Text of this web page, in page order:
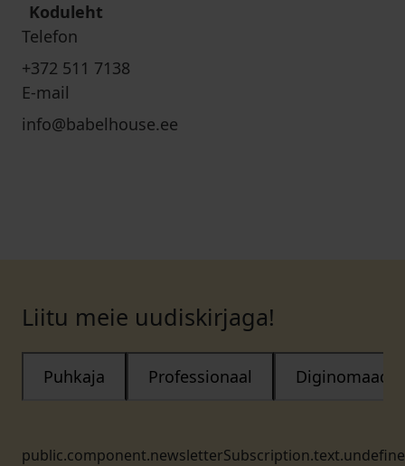
Koduleht
Telefon
+372 511 7138
E-mail
info@babelhouse.ee
Liitu meie uudiskirjaga!
Puhkaja Professionaal Diginomaad